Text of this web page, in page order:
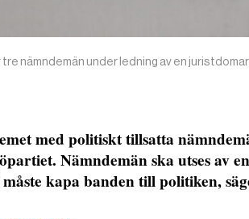
nämndemän under ledning av en
med politiskt tillsatta
Nämndemän ska utses av
kapa banden till politiken,